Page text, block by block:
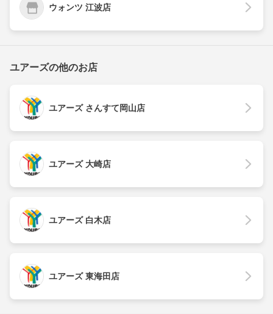
ウォンツ 江波店
ユアーズの他のお店
ユアーズ さんすて岡山店
ユアーズ 大崎店
ユアーズ 白木店
ユアーズ 東海田店